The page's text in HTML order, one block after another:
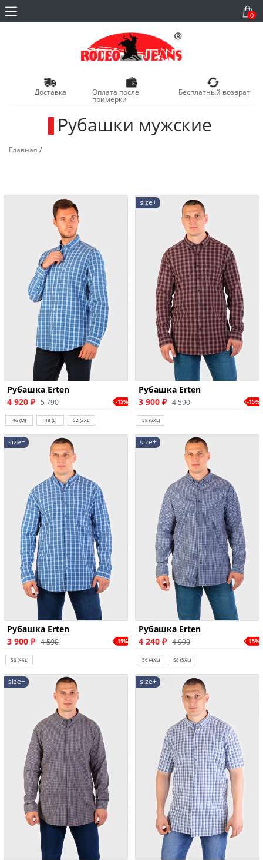
0
Доставка Оплата после
примерки
Бесплатный возврат
Рубашки мужские
Главная /
Рубашка Erten
4 920 ₽ 5 790 -15%
46 (M) 48 (L) 52 (2XL)
size+
Рубашка Erten
3 900 ₽ 4 590 -15%
58 (5XL)
size+
Рубашка Erten
3 900 ₽ 4 590 -15%
56 (4XL)
size+
Рубашка Erten
4 240 ₽ 4 990 -15%
56 (4XL) 58 (5XL)
size+ size+